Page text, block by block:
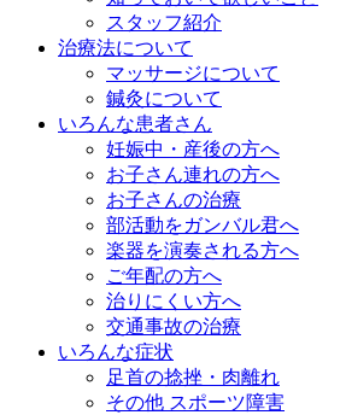
スタッフ紹介
治療法について
マッサージについて
鍼灸について
いろんな患者さん
妊娠中・産後の方へ
お子さん連れの方へ
お子さんの治療
部活動をガンバル君へ
楽器を演奏される方へ
ご年配の方へ
治りにくい方へ
交通事故の治療
いろんな症状
足首の捻挫・肉離れ
その他 スポーツ障害